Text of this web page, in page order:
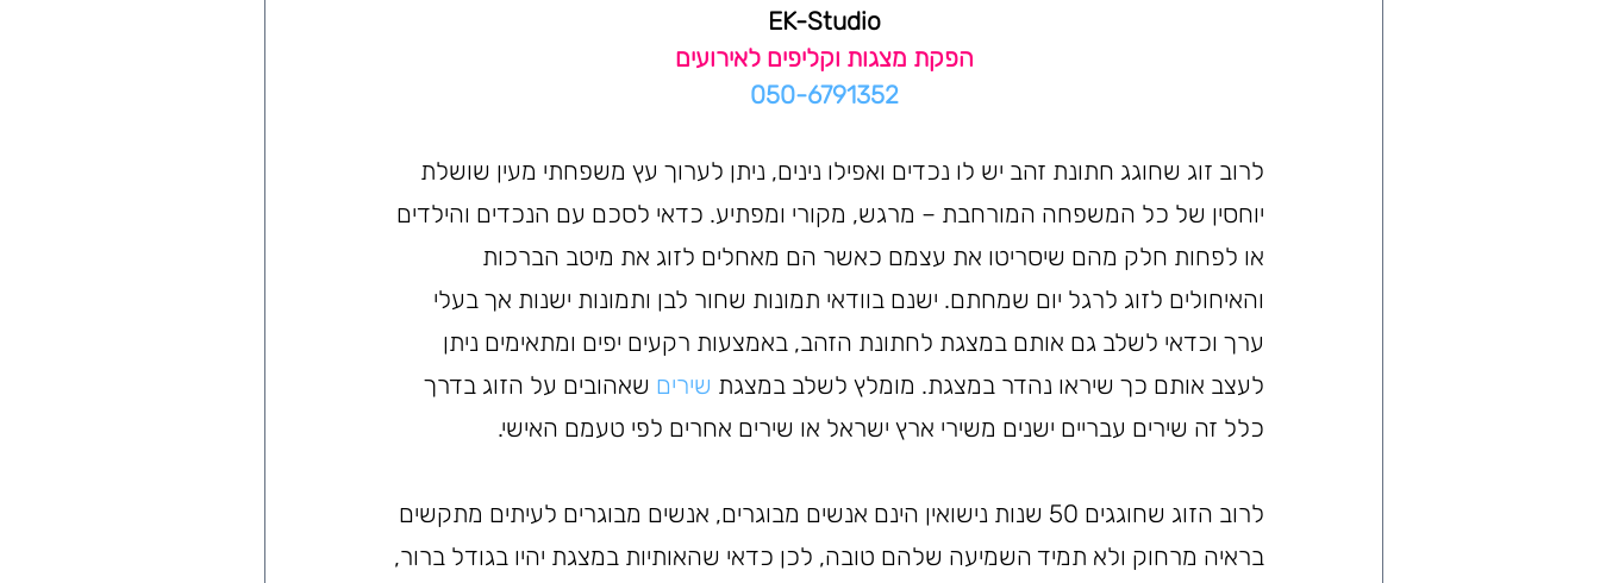
EK-Studio
הפקת מצגות וקליפים לאירועים
050-6791352
לרוב זוג שחוגג חתונת זהב יש לו נכדים ואפילו נינים, ניתן לערוך עץ משפחתי מעין שושלת
יוחסין של כל המשפחה המורחבת – מרגש, מקורי ומפתיע. כדאי לסכם עם הנכדים והילדים
או לפחות חלק מהם שיסריטו את עצמם כאשר הם מאחלים לזוג את מיטב הברכות
והאיחולים לזוג לרגל יום שמחתם. ישנם בוודאי תמונות שחור לבן ותמונות ישנות אך בעלי
ערך וכדאי לשלב גם אותם במצגת לחתונת הזהב, באמצעות רקעים יפים ומתאימים ניתן
לעצב אותם כך שיראו נהדר במצגת. מומלץ לשלב במצגת שירים שאהובים על הזוג בדרך
כלל זה שירים עבריים ישנים משירי ארץ ישראל או שירים אחרים לפי טעמם האישי.
לרוב הזוג שחוגגים 50 שנות נישואין הינם אנשים מבוגרים, אנשים מבוגרים לעיתים מתקשים
בראיה מרחוק ולא תמיד השמיעה שלהם טובה, לכן כדאי שהאותיות במצגת יהיו בגודל ברור,